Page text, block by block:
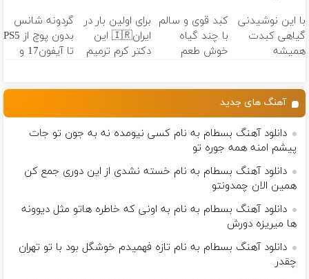
کننده خانگی
کن🔥
اسپیرولینا
شد40% تخفیف
با این نوشیدنی
گیاهی کبدت
همیشه
کبد قوی و سالم
با چند گیاه
خوش طعم
برای اولین بار در
ایران🇮🇷 این
دکتر کرم ترمیم
گردونه شانس
بدون پوچ از PS5
تا آیفون17 و
آهنگ های جدید
دانلود آهنگ بسطام به نام کسی نیومده نه به جون تو جات
پیشم امنه همه جوره تو
دانلود آهنگ بسطام به نام خسته نشدی از این دوری جمع کن
همین الان چمدونتو
دانلود آهنگ بسطام به نام به اونی که خاطره هاتو مثل دیوونه
ها میریزه دورش
دانلود آهنگ بسطام به نام تازه فهمیدم خوشگل بود با تو تهران
چقدر